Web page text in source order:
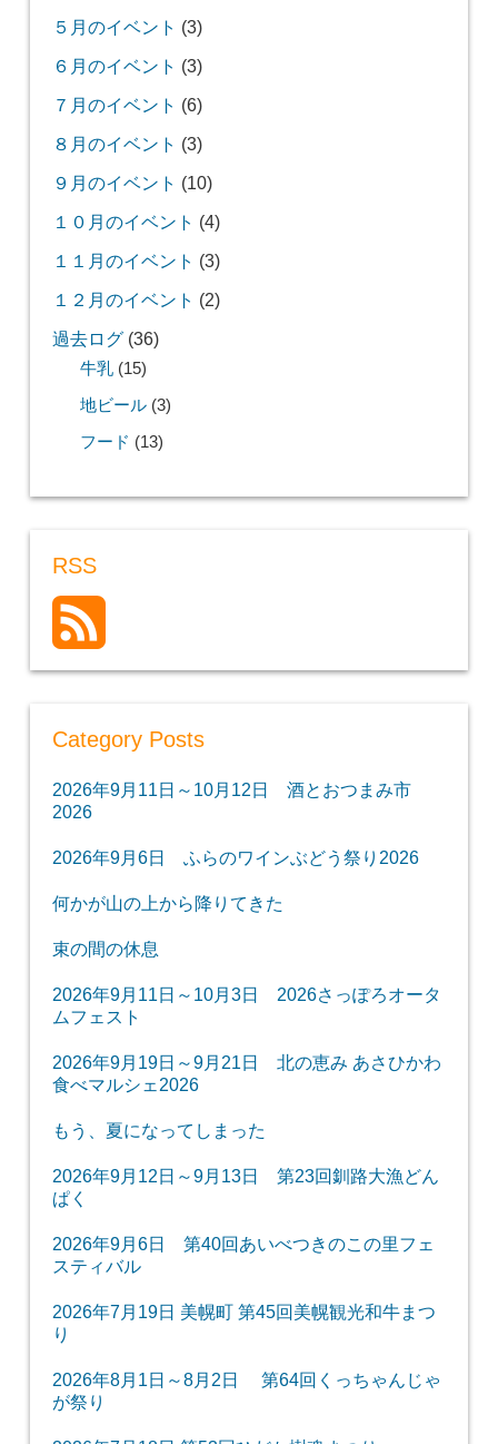
５月のイベント (3)
６月のイベント (3)
７月のイベント (6)
８月のイベント (3)
９月のイベント (10)
１０月のイベント (4)
１１月のイベント (3)
１２月のイベント (2)
過去ログ(36)
牛乳(15)
地ビール(3)
フード (13)
RSS
Category Posts
2026年9月11日～10月12日 酒とおつまみ市
2026
2026年9月6日 ふらのワインぶどう祭り2026
何かが山の上から降りてきた
束の間の休息
2026年9月11日～10月3日 2026さっぽろオータ
ムフェスト
2026年9月19日～9月21日 北の恵み あさひかわ
食べマルシェ2026
もう、夏になってしまった
2026年9月12日～9月13日 第23回釧路大漁どん
ぱく
2026年9月6日 第40回あいべつきのこの里フェ
スティバル
2026年7月19日 美幌町 第45回美幌観光和牛まつ
り
2026年8月1日～8月2日 第64回くっちゃんじゃ
が祭り